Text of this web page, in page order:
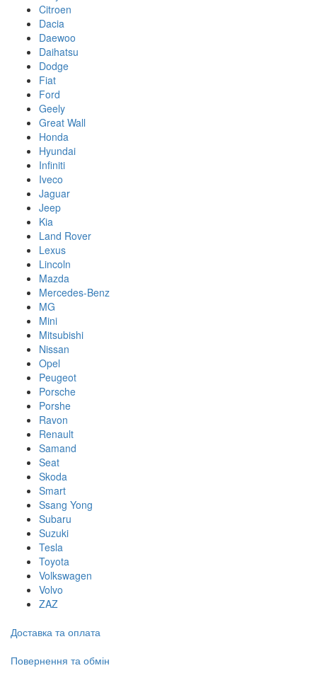
Citroen
Dacia
Daewoo
Daihatsu
Dodge
Fiat
Ford
Geely
Great Wall
Honda
Hyundai
Infiniti
Iveco
Jaguar
Jeep
Kia
Land Rover
Lexus
Lincoln
Mazda
Mercedes-Benz
MG
Mini
Mitsubishi
Nissan
Opel
Peugeot
Porsche
Porshe
Ravon
Renault
Samand
Seat
Skoda
Smart
Ssang Yong
Subaru
Suzuki
Tesla
Toyota
Volkswagen
Volvo
ZAZ
Доставка та оплата
Повернення та обмін